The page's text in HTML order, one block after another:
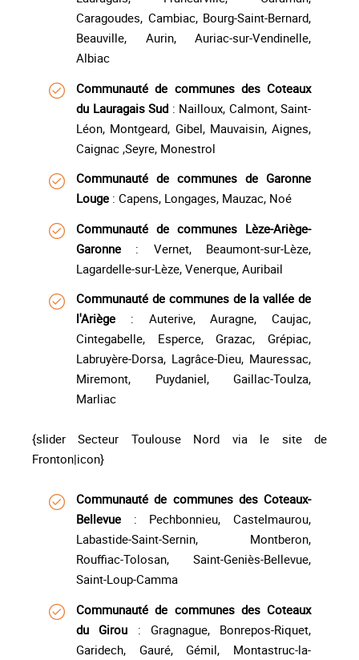
Caragoudes, Cambiac, Bourg-Saint-Bernard,
Beauville, Aurin, Auriac-sur-Vendinelle,
Albiac
Communauté de communes des Coteaux
du Lauragais Sud : Nailloux, Calmont, Saint-
Léon, Montgeard, Gibel, Mauvaisin, Aignes,
Caignac ,Seyre, Monestrol
Communauté de communes de Garonne
Louge : Capens, Longages, Mauzac, Noé
Communauté de communes Lèze-Ariège-
Garonne : Vernet, Beaumont-sur-Lèze,
Lagardelle-sur-Lèze, Venerque, Auribail
Communauté de communes de la vallée de
l'Ariège : Auterive, Auragne, Caujac,
Cintegabelle, Esperce, Grazac, Grépiac,
Labruyère-Dorsa, Lagrâce-Dieu, Mauressac,
Miremont, Puydaniel, Gaillac-Toulza,
Marliac
{slider Secteur Toulouse Nord via le site de
Fronton|icon}
Communauté de communes des Coteaux-
Bellevue : Pechbonnieu, Castelmaurou,
Labastide-Saint-Sernin, Montberon,
Rouffiac-Tolosan, Saint-Geniès-Bellevue,
Saint-Loup-Camma
Communauté de communes des Coteaux
du Girou : Gragnague, Bonrepos-Riquet,
Garidech, Gauré, Gémil, Montastruc-la-